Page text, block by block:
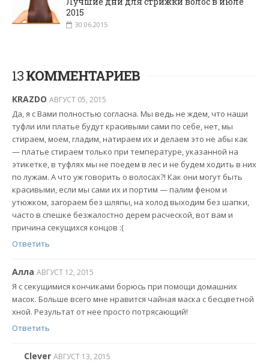
2015
30.06.2015
13КОММЕНТАРИЕВ
KRAZDO АВГУСТ 05, 2015
Да, я с Вами полностью согласна. Мы ведь не ждем, что наши
туфли или платье будут красивыми сами по себе, нет, мы
стираем, моем, гладим, натираем их и делаем это не абы как
— платье стираем только при температуре, указанной на
этикетке, в туфлях мы не поедем в лес и не будем ходить в них
по лужам. А что уж говорить о волосах?! Как они могут быть
красивыми, если мы сами их и портим — палим феном и
утюжком, загораем без шляпы, на холод выходим без шапки,
часто в спешке безжалостно дерем расческой, вот вам и
причина секущихся концов :(
Ответить
Алла АВГУСТ 12, 2015
Я с секущимися кончиками борюсь при помощи домашних
масок. Больше всего мне нравится чайная маска с бесцветной
хной. Результат от нее просто потрясающий!
Ответить
Clever АВГУСТ 13, 2015